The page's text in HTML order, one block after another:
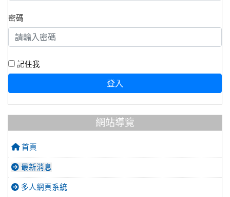
密碼
記住我
登入
網站導覽
首頁
最新消息
多人網頁系統